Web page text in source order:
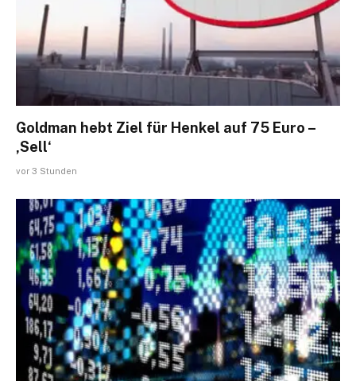
Goldman hebt Ziel für Henkel auf 75 Euro –
‚Sell‘
vor 3 Stunden